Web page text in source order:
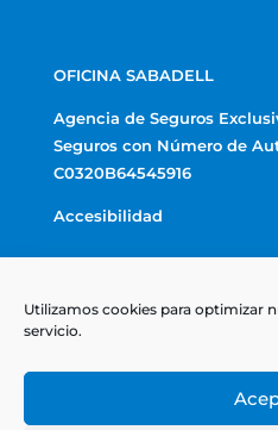
Utilizamos cookies para optimizar
servicio.
OFICINA SABADELL
Agencia de Seguros
Seguros con Número de
C0320B64545916
Accesibilidad
Aviso Legal